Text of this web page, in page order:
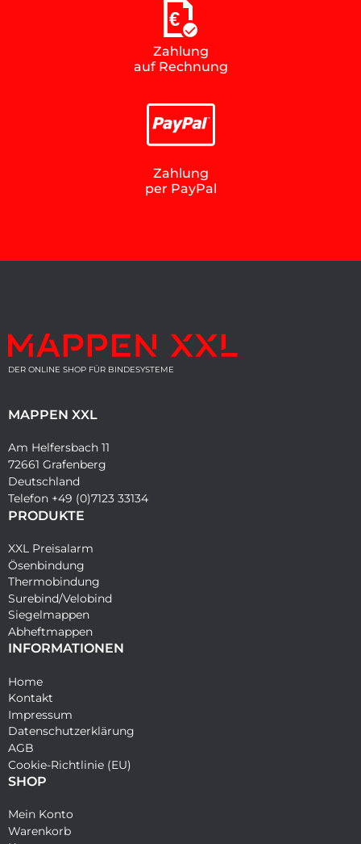
€
Zahlung
auf Rechnung
Zahlung
per PayPal
DER ONLINE SHOP FÜR BINDESYSTEME
MAPPEN XXL
Am Helfersbach 11
72661 Grafenberg
Deutschland
Telefon +49 (0)7123 33134
PRODUKTE
XXL Preisalarm
Ösenbindung
Thermobindung
Surebind/Velobind
Siegelmappen
Abheftmappen
INFORMATIONEN
Home
Kontakt
Impressum
Datenschutzerklärung
AGB
Cookie-Richtlinie (EU)
SHOP
Mein Konto
Warenkorb